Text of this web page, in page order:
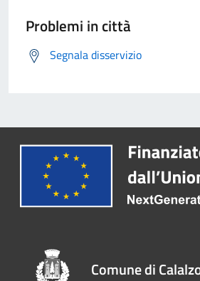
Problemi in città
Segnala disservizio
Comune di